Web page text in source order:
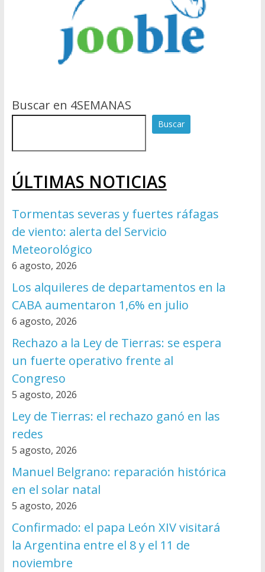
Buscar en 4SEMANAS
Buscar
ÚLTIMAS NOTICIAS
Tormentas severas y fuertes ráfagas
de viento: alerta del Servicio
Meteorológico
6 agosto, 2026
Los alquileres de departamentos en la
CABA aumentaron 1,6% en julio
6 agosto, 2026
Rechazo a la Ley de Tierras: se espera
un fuerte operativo frente al
Congreso
5 agosto, 2026
Ley de Tierras: el rechazo ganó en las
redes
5 agosto, 2026
Manuel Belgrano: reparación histórica
en el solar natal
5 agosto, 2026
Confirmado: el papa León XIV visitará
la Argentina entre el 8 y el 11 de
noviembre